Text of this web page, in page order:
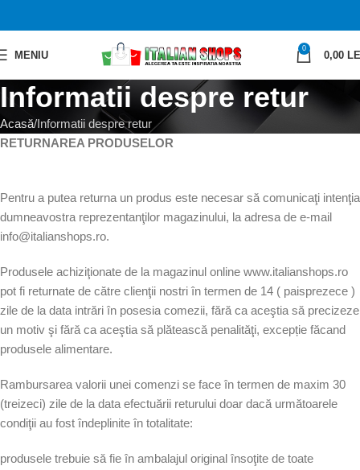
MENIU
0
0,00
Informatii despre retur
Acasă Informatii despre retur
RETURNAREA PRODUSELOR
Pentru a putea returna un produs este necesar să comunicaţi intenţia
dumneavostra reprezentanţilor magazinului, la adresa de e-mail
info@italianshops.ro.
Produsele achiziţionate de la magazinul online www.italianshops.ro
pot fi returnate de către clienţii nostri în termen de 14 ( paisprezece )
zile de la data intrări în posesia comezii, fără ca aceştia să precizeze
un motiv şi fără ca aceştia să plătească penalităţi, excepție făcand
produsele alimentare.
Rambursarea valorii unei comenzi se face în termen de maxim 30
(treizeci) zile de la data efectuării returului doar dacă următoarele
condiţii au fost îndeplinite în totalitate:
produsele trebuie să fie în ambalajul original însoţite de toate